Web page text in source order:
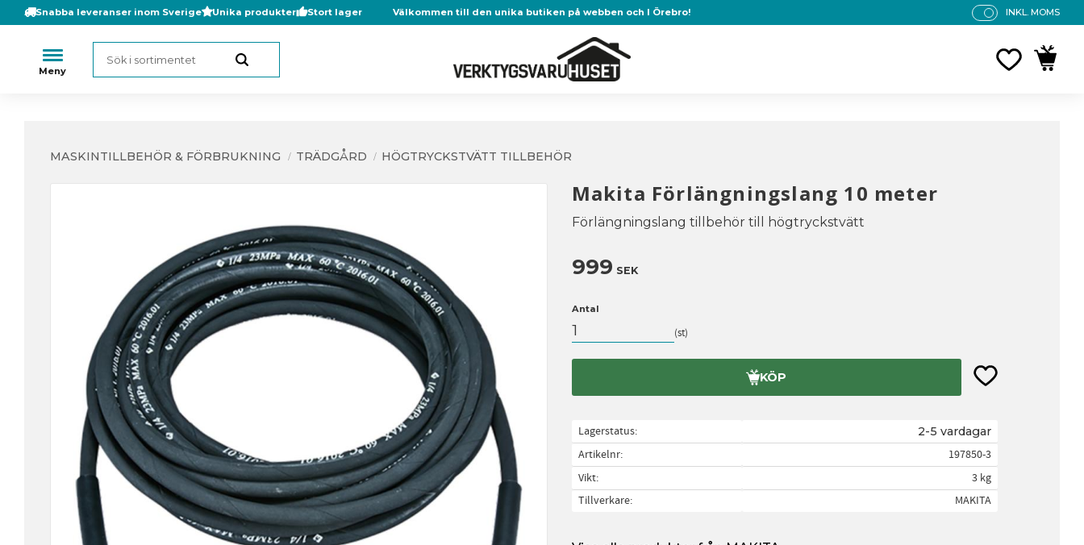
Snabba leveranser inom Sverige Unika produkter Stort lager Välkommen till den unika butiken på webben och I Örebro!
P
INKL. MOMS
MASKINTILLBEHÖR & FÖRBRUKNING TRÄDGÅRD HÖGTRYCKSTVÄTT TILLBEHÖR
Makita Förlängningslang 10 meter
Förlängningslang tillbehör till högtryckstvätt
999 SEK
Antal
st
KÖP Lägg till i
Lagerstatus 2-5 vardagar
Artikelnr
197850-3
Vikt
3 kg
Tillverkare
MAKITA